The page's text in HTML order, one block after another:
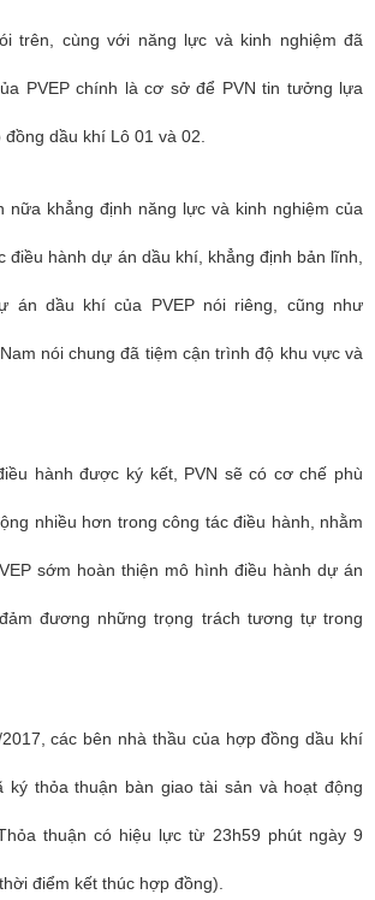
trên, cùng với năng lực và kinh nghiệm đã
PVEP chính là cơ sở để PVN tin tưởng lựa
dầu khí Lô 01 và 02.
nữa khẳng định năng lực và kinh nghiệm của
điều hành dự án dầu khí, khẳng định bản lĩnh,
án dầu khí của PVEP nói riêng, cũng như
nói chung đã tiệm cận trình độ khu vực và
hành được ký kết, PVN sẽ có cơ chế phù
nhiều hơn trong công tác điều hành, nhằm
sớm hoàn thiện mô hình điều hành dự án
đương những trọng trách tương tự trong
các bên nhà thầu của hợp đồng dầu khí
ký thỏa thuận bàn giao tài sản và hoạt động
thuận có hiệu lực từ 23h59 phút ngày 9
điểm kết thúc hợp đồng).